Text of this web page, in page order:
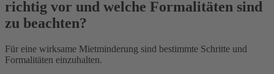
richtig vor und welche Formalitäten sind
zu beachten?
Für eine wirksame Mietminderung sind bestimmte Schritte und
Formalitäten einzuhalten.